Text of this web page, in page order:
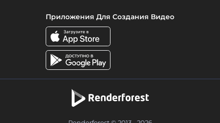
Приложения Для Создания Видео